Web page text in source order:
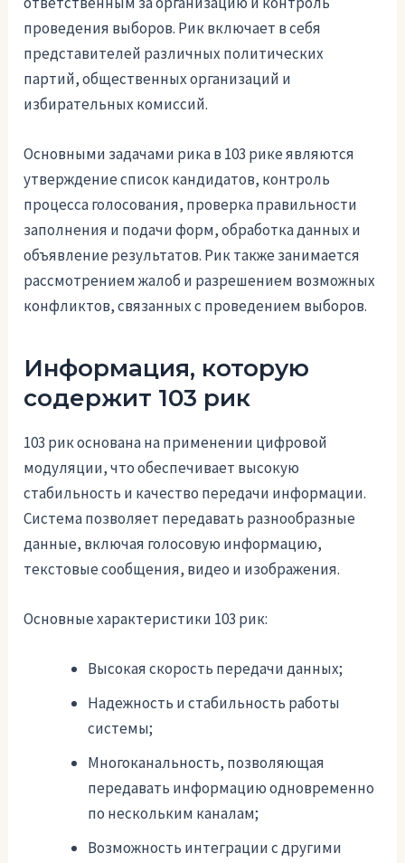
проведения выборов. Рик включает в себя
представителей различных политических
партий, общественных организаций и
избирательных комиссий.
Основными задачами рика в 103 рике являются
утверждение список кандидатов, контроль
процесса голосования, проверка правильности
заполнения и подачи форм, обработка данных и
объявление результатов. Рик также занимается
рассмотрением жалоб и разрешением возможных
конфликтов, связанных с проведением выборов.
Информация, которую
содержит 103 рик
103 рик основана на применении цифровой
модуляции, что обеспечивает высокую
стабильность и качество передачи информации.
Система позволяет передавать разнообразные
данные, включая голосовую информацию,
текстовые сообщения, видео и изображения.
Основные характеристики 103 рик:
Высокая скорость передачи данных;
Надежность и стабильность работы
системы;
Многоканальность, позволяющая
передавать информацию одновременно
по нескольким каналам;
Возможность интеграции с другими